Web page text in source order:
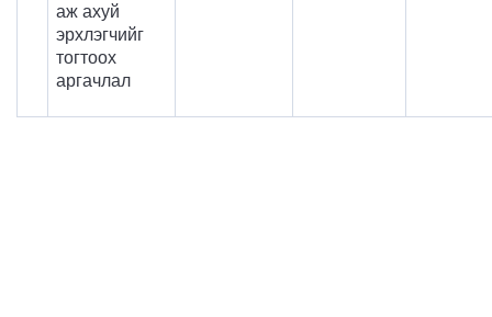
аж ахуй
эрхлэгчийг
тогтоох
аргачлал